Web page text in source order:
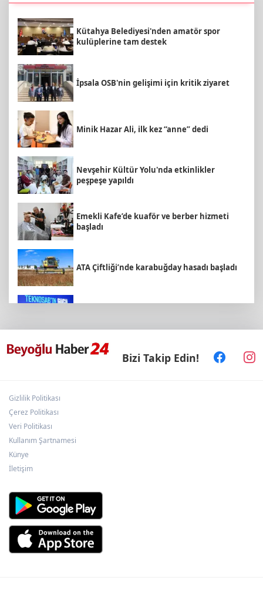
Kütahya Belediyesi'nden amatör spor
kulüplerine tam destek
İpsala OSB'nin gelişimi için kritik ziyaret
Minik Hazar Ali, ilk kez “anne” dedi
Nevşehir Kültür Yolu'nda etkinlikler
peşpeşe yapıldı
Emekli Kafe’de kuaför ve berber hizmeti
başladı
ATA Çiftliği’nde karabuğday hasadı başladı
KARBEM’den LGS’de yüzde 95,7 başarı
Bizi Takip Edin!
Gizlilik Politikası
Çerez Politikası
Veri Politikası
Kullanım Şartnamesi
Künye
İletişim